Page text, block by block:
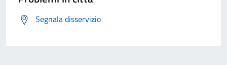
Segnala disservizio